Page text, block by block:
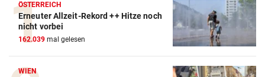
ÖSTERREICH
Erneuter Allzeit-Rekord ++ Hitze noch
nicht vorbei
162.039 mal gelesen
WIEN